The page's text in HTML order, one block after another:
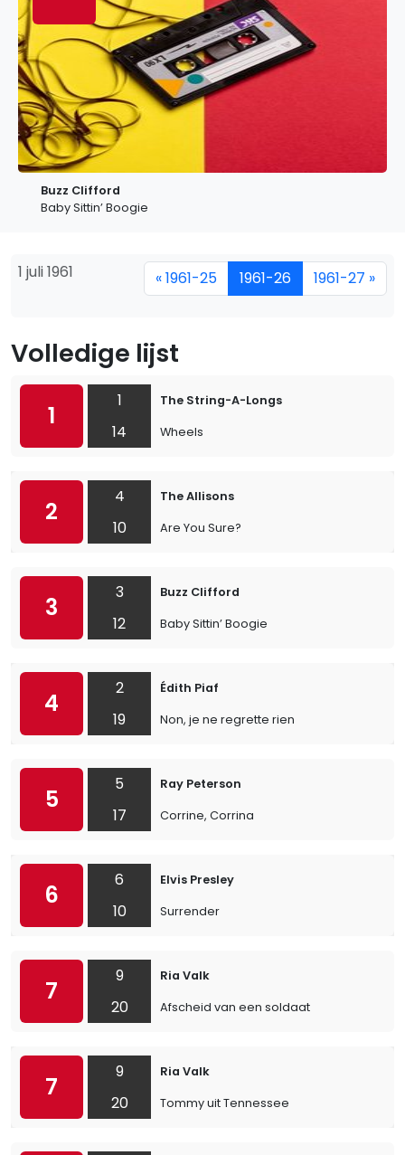
Buzz Clifford
Baby Sittin’ Boogie
1 juli 1961 « 1961-25 1961-26 1961-27 »
Volledige lijst
1
1
14
The String-A-Longs
Wheels
2
4
10
The Allisons
Are You Sure?
3
3
12
Buzz Clifford
Baby Sittin’ Boogie
4
2
19
Édith Piaf
Non, je ne regrette rien
5
5
17
Ray Peterson
Corrine, Corrina
6
6
10
Elvis Presley
Surrender
7
9
20
Ria Valk
Afscheid van een soldaat
7
9
20
Ria Valk
Tommy uit Tennessee